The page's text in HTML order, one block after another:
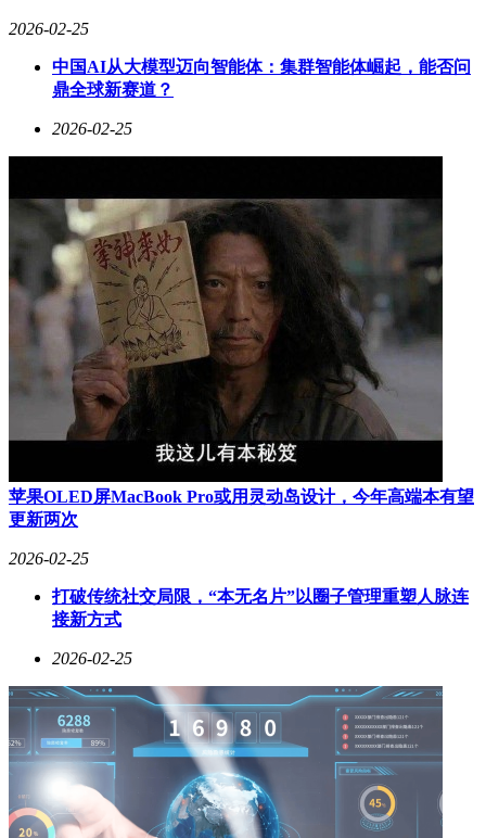
2026-02-25
中国AI从大模型迈向智能体：集群智能体崛起，能否问
鼎全球新赛道？
2026-02-25
苹果OLED屏MacBook Pro或用灵动岛设计，今年高端本有望
更新两次
2026-02-25
打破传统社交局限，“本无名片”以圈子管理重塑人脉连
接新方式
2026-02-25